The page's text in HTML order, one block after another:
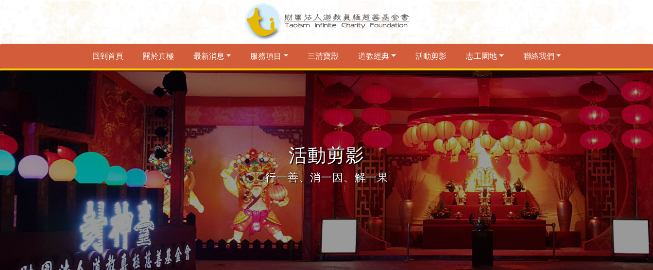
回到首頁 關於真極 最新消息 服務項目 三清寶殿 道教經典 活動剪影 志工園地 聯絡我們
活動剪影
行一善、消一因、解一果